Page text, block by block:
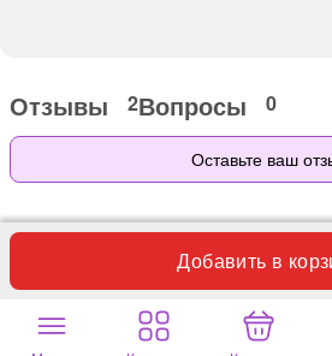
Добавить в
Отзывы 2Вопросы 0
Оставьте ваш
Только этот вариант товара
Фотографии покупателей